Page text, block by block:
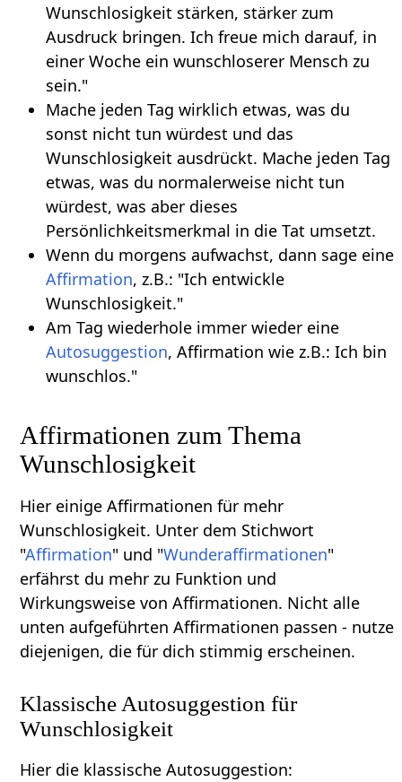
Wunschlosigkeit stärken, stärker zum
Ausdruck bringen. Ich freue mich darauf, in
einer Woche ein wunschloserer Mensch zu
sein."
Mache jeden Tag wirklich etwas, was du
sonst nicht tun würdest und das
Wunschlosigkeit ausdrückt. Mache jeden Tag
etwas, was du normalerweise nicht tun
würdest, was aber dieses
Persönlichkeitsmerkmal in die Tat umsetzt.
Wenn du morgens aufwachst, dann sage eine
Affirmation, z.B.: "Ich entwickle
Wunschlosigkeit."
Am Tag wiederhole immer wieder eine
Autosuggestion, Affirmation wie z.B.: Ich bin
wunschlos."
Affirmationen zum Thema
Wunschlosigkeit
Hier einige Affirmationen für mehr
Wunschlosigkeit. Unter dem Stichwort
"Affirmation" und "Wunderaffirmationen"
erfährst du mehr zu Funktion und
Wirkungsweise von Affirmationen. Nicht alle
unten aufgeführten Affirmationen passen - nutze
diejenigen, die für dich stimmig erscheinen.
Klassische Autosuggestion für
Wunschlosigkeit
Hier die klassische Autosuggestion: